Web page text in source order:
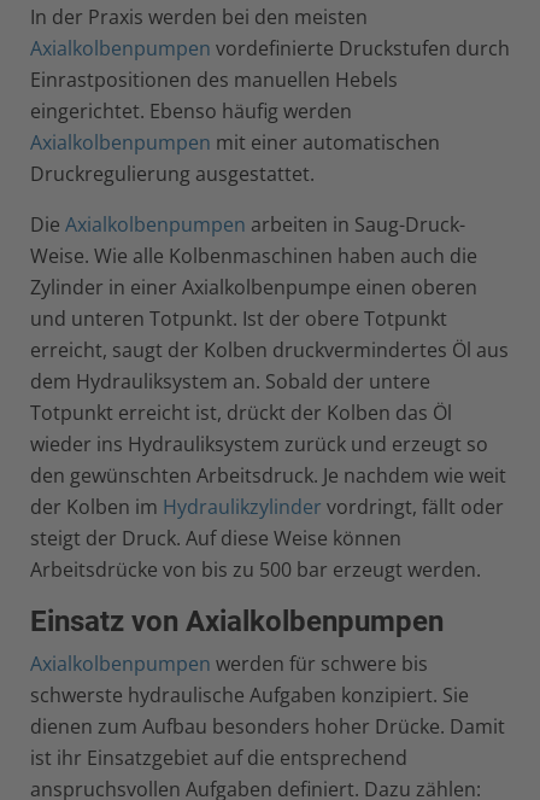
In der Praxis werden bei den meisten
Axialkolbenpumpen vordefinierte Druckstufen durch
Einrastpositionen des manuellen Hebels
eingerichtet. Ebenso häufig werden
Axialkolbenpumpen mit einer automatischen
Druckregulierung ausgestattet.
Die Axialkolbenpumpen arbeiten in Saug-Druck-
Weise. Wie alle Kolbenmaschinen haben auch die
Zylinder in einer Axialkolbenpumpe einen oberen
und unteren Totpunkt. Ist der obere Totpunkt
erreicht, saugt der Kolben druckvermindertes Öl aus
dem Hydrauliksystem an. Sobald der untere
Totpunkt erreicht ist, drückt der Kolben das Öl
wieder ins Hydrauliksystem zurück und erzeugt so
den gewünschten Arbeitsdruck. Je nachdem wie weit
der Kolben im Hydraulikzylinder vordringt, fällt oder
steigt der Druck. Auf diese Weise können
Arbeitsdrücke von bis zu 500 bar erzeugt werden.
Einsatz von Axialkolbenpumpen
Axialkolbenpumpen werden für schwere bis
schwerste hydraulische Aufgaben konzipiert. Sie
dienen zum Aufbau besonders hoher Drücke. Damit
ist ihr Einsatzgebiet auf die entsprechend
anspruchsvollen Aufgaben definiert. Dazu zählen: